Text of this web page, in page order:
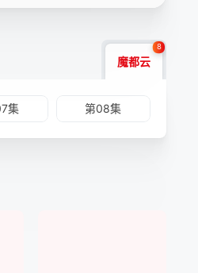
魔都云
8
集 第08集